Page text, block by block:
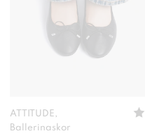
ATTITUDE,
Ballerinaskor